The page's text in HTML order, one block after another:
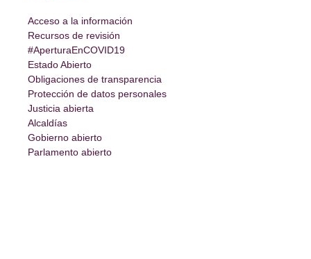
Acceso a la información
Recursos de revisión
#AperturaEnCOVID19
Estado Abierto
Obligaciones de transparencia
Protección de datos personales
Justicia abierta
Alcaldías
Gobierno abierto
Parlamento abierto